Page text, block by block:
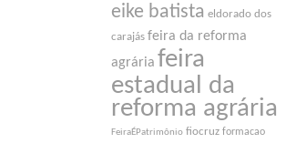
eike batista eldorado dos
carajás feira da reforma
agrária feira
estadual da
reforma agrária
FeiraÉPatrimônio fiocruz formacao